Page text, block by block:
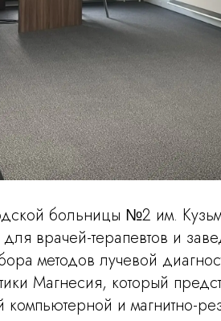
больницы №2 им.
врачей-терапевтов и
методов лучевой
Магнесия, который
компьютерной и магнитно-